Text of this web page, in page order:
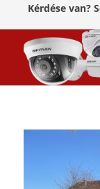
Kérdése van?